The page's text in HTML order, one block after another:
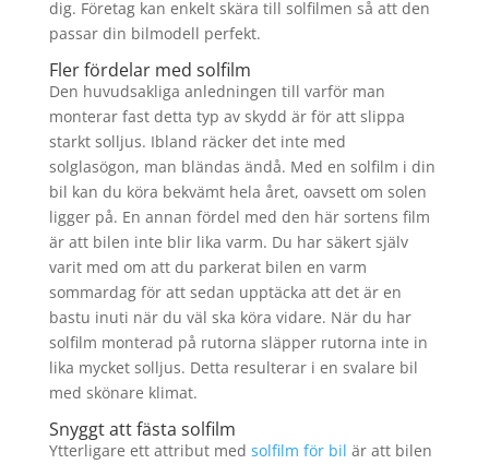
dig. Företag kan enkelt skära till solfilmen så att den
passar din bilmodell perfekt.
Fler fördelar med solfilm
Den huvudsakliga anledningen till varför man
monterar fast detta typ av skydd är för att slippa
starkt solljus. Ibland räcker det inte med
solglasögon, man bländas ändå. Med en solfilm i din
bil kan du köra bekvämt hela året, oavsett om solen
ligger på. En annan fördel med den här sortens film
är att bilen inte blir lika varm. Du har säkert själv
varit med om att du parkerat bilen en varm
sommardag för att sedan upptäcka att det är en
bastu inuti när du väl ska köra vidare. När du har
solfilm monterad på rutorna släpper rutorna inte in
lika mycket solljus. Detta resulterar i en svalare bil
med skönare klimat.
Snyggt att fästa solfilm
Ytterligare ett attribut med solfilm för bil är att bilen